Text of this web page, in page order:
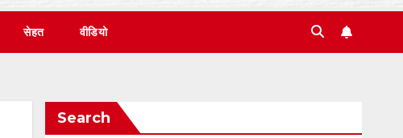
सेहत वीडियो
Search